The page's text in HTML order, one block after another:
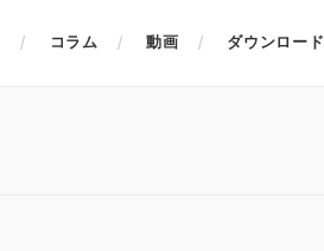
コラム 動画 ダウンロード